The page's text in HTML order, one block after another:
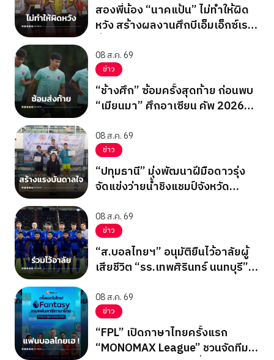
สองพี่น้อง “นาคแป้น” ไม่ทำให้ผิด
หวัง สร้างผลงานศึกบีเอ็มเอ็กซ์เรซ
08 ส.ค. 69
ข่าว
“ช้างศึก” ซ้อมครั้งสุดท้าย ก่อนพบ
“เมียนมา” ศึกอาเซียน คัพ 2026
08 ส.ค. 69
ข่าว
“ปทุมธานี” มุ่งพัฒนาฝีมือดาวรุ่ง
จัดแข่งว่ายน้ำชิงแชมป์จังหวัด
08 ส.ค. 69
ข่าว
“ส.บอลไทยฯ” อนุมัติยืนไว้อาลัยผู้
เสียชีวิต “รร.เทพศิรินทร์ นนทบุรี”
08 ส.ค. 69
ข่าว
“FPL” เปิดภาษาไทยครั้งแรก
“MONOMAX League” ชวนจัดทีม